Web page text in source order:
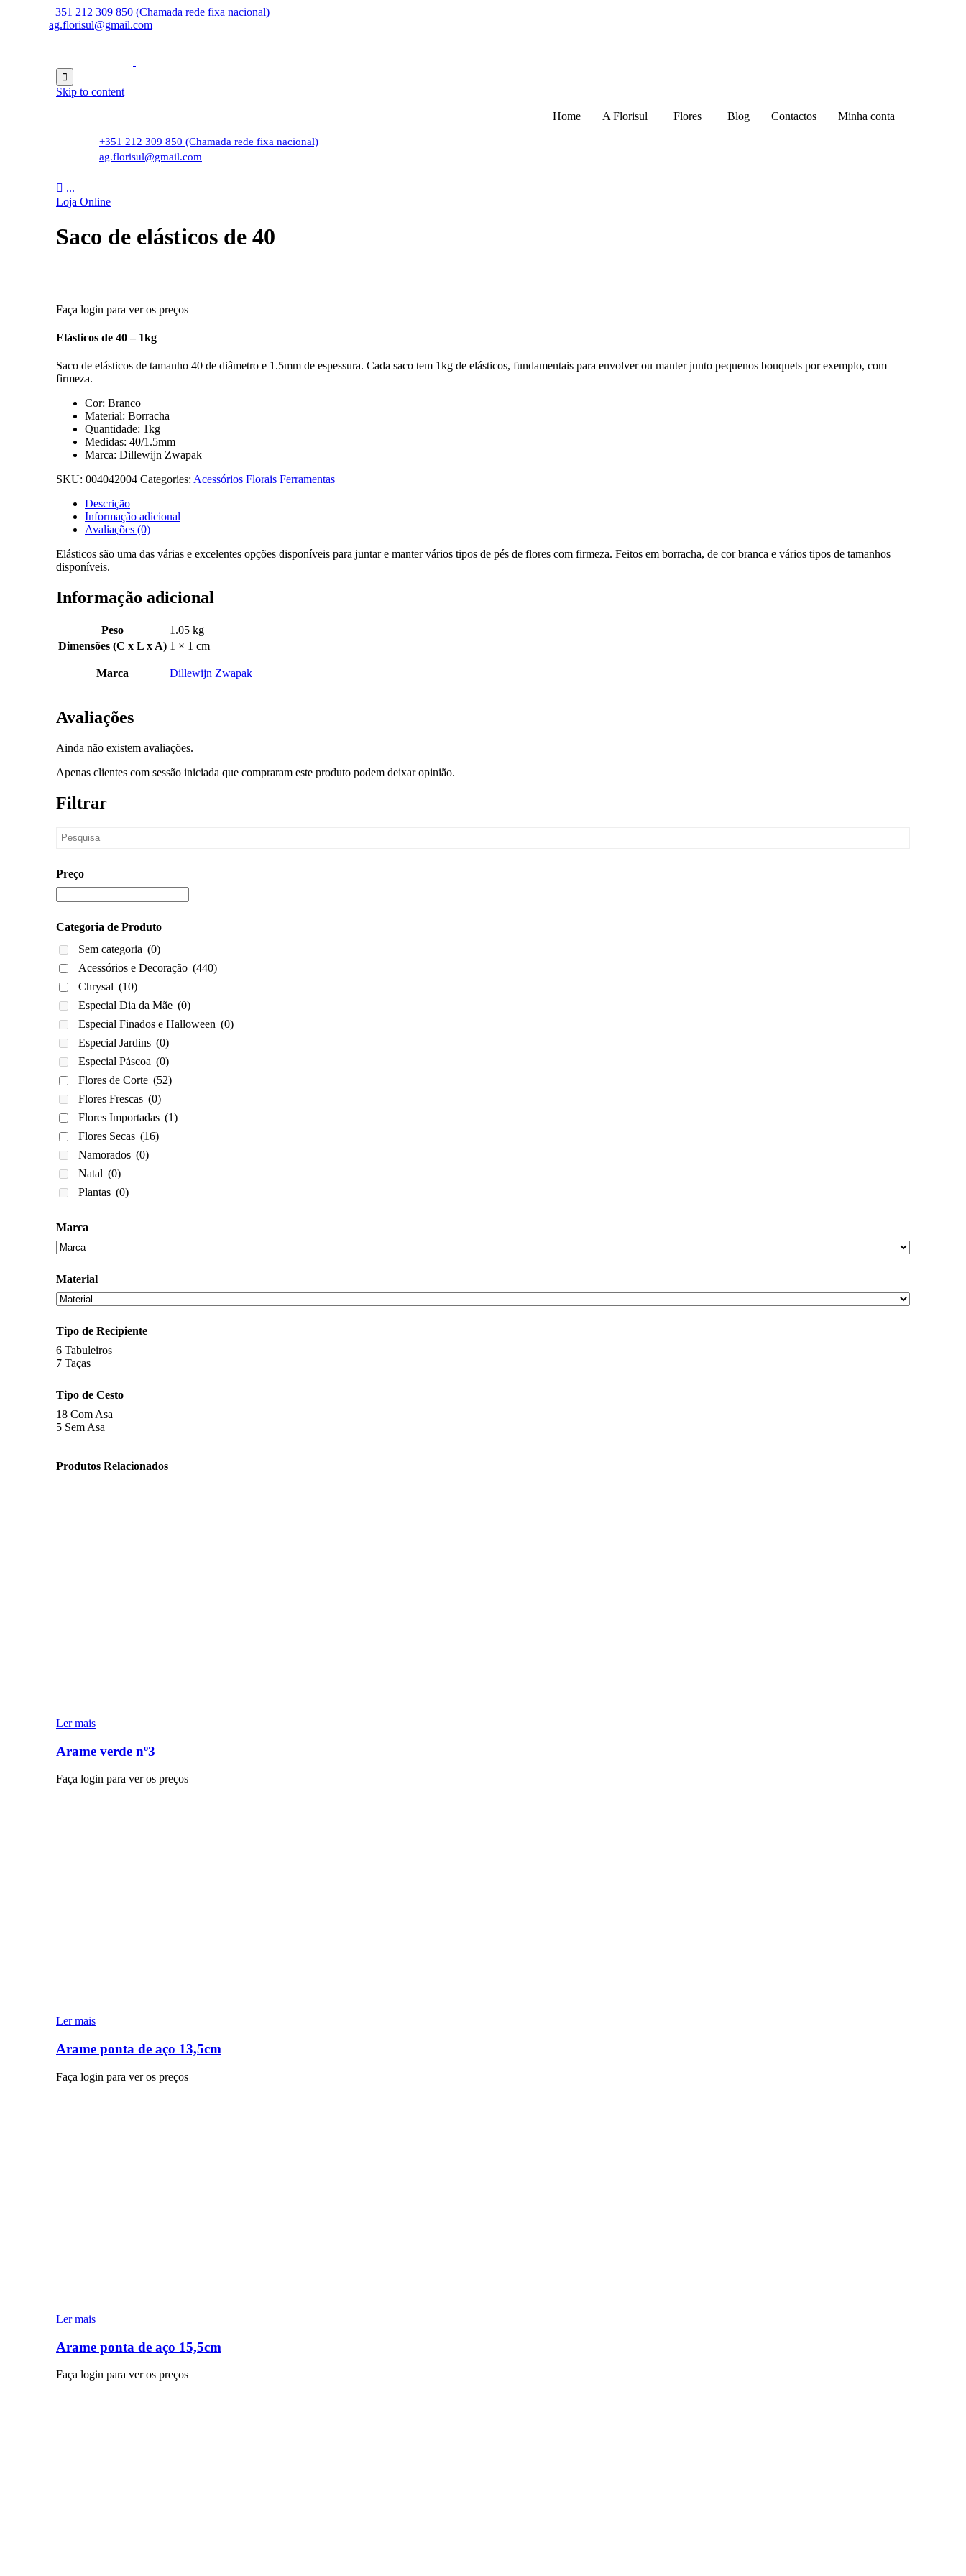
+351 212 309 850 (Chamada rede fixa nacional)
ag.florisul@gmail.com

Skip to content
Home
A Florisul Flores Blog Contactos Minha conta
+351 212 309 850 (Chamada rede fixa nacional)
ag.florisul@gmail.com
 ...
Loja Online
Saco de elásticos de 40
Faça login para ver os preços
Elásticos de 40 – 1kg
Saco de elásticos de tamanho 40 de diâmetro e 1.5mm de espessura. Cada saco tem 1kg de elásticos, fundamentais para envolver ou manter junto pequenos bouquets por exemplo, com
firmeza.
Cor: Branco
Material: Borracha
Quantidade: 1kg
Medidas: 40/1.5mm
Marca: Dillewijn Zwapak
SKU: 004042004 Categories: Acessórios Florais Ferramentas
Descrição
Informação adicional
Avaliações (0)
Elásticos são uma das várias e excelentes opções disponíveis para juntar e manter vários tipos de pés de flores com firmeza. Feitos em borracha, de cor branca e vários tipos de tamanhos
disponíveis.
Informação adicional
Peso
1.05 kg
Dimensões (C x L x A) 1 × 1 cm
Marca Dillewijn Zwapak
Avaliações
Ainda não existem avaliações.
Apenas clientes com sessão iniciada que compraram este produto podem deixar opinião.
Filtrar
Preço
Categoria de Produto
Sem categoria (0)
Acessórios e Decoração (440)
Chrysal (10)
Especial Dia da Mãe (0)
Especial Finados e Halloween (0)
Especial Jardins (0)
Especial Páscoa (0)
Flores de Corte (52)
Flores Frescas (0)
Flores Importadas (1)
Flores Secas (16)
Namorados (0)
Natal (0)
Plantas (0)
Marca
Material
Tipo de Recipiente
6 Tabuleiros
7 Taças
Tipo de Cesto
18 Com Asa
5 Sem Asa
Produtos Relacionados
Ler mais
Arame verde nº3
Faça login para ver os preços
Ler mais
Arame ponta de aço 13,5cm
Faça login para ver os preços
Ler mais
Arame ponta de aço 15,5cm
Faça login para ver os preços